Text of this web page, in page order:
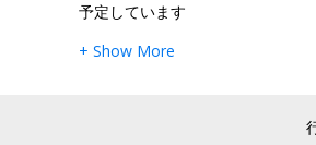
予定しています
+ Show More